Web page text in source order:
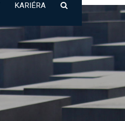
KARIÉRA